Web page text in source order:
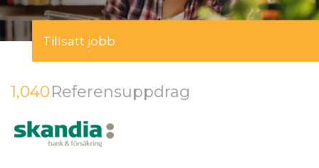
Tillsatt jobb
1,040Referensuppdrag